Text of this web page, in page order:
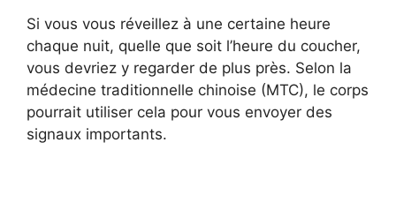
Si vous vous réveillez à une certaine heure
chaque nuit, quelle que soit l’heure du coucher,
vous devriez y regarder de plus près. Selon la
médecine traditionnelle chinoise (MTC), le corps
pourrait utiliser cela pour vous envoyer des
signaux importants.